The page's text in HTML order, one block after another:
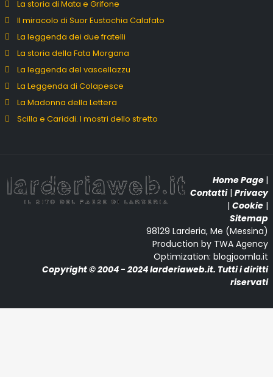
La storia di Mata e Grifone
Il miracolo di Suor Eustochia Calafato
La leggenda dei due fratelli
La storia della Fata Morgana
La leggenda del vascellazzu
La Leggenda di Colapesce
La Madonna della Lettera
Scilla e Cariddi. I mostri dello stretto
Home Page |
Contatti| Privacy
| Cookie |
Sitemap
98129 Larderia, Me (Messina)
Production by TWA Agency
Optimization: blogjoomla.it
Copyright © 2004 - 2024 larderiaweb.it. Tutti i diritti
riservati